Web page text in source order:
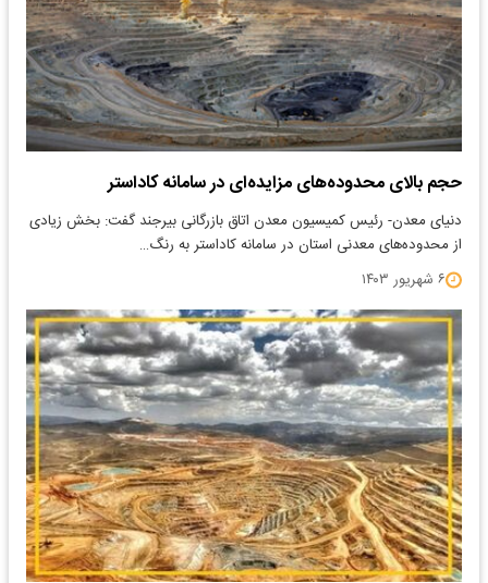
حجم بالای محدوده‌های مزایده‌ای در سامانه کاداستر
دنیای معدن- رئیس کمیسیون معدن اتاق بازرگانی بیرجند گفت: بخش زیادی
از محدوده‌های معدنی استان در سامانه کاداستر به رنگ…
۶ شهریور ۱۴۰۳